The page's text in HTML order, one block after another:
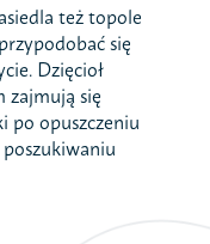
też topole
się
Dzięcioł
zajmują się
po opuszczeniu